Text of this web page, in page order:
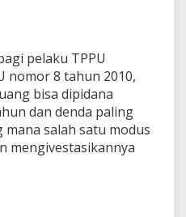
pelaku TPPU
nomor 8 tahun 2010,
bisa dipidana
dan denda paling
mana salah satu modus
mengivestasikannya